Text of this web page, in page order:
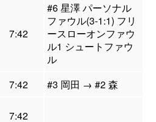
7:42
#6 星澤 パーソナル
ファウル(3-1:1) フリ
ースローオンファウ
ル1 シュートファウ
ル
7:42
#3 岡田 → #2 森
7:42